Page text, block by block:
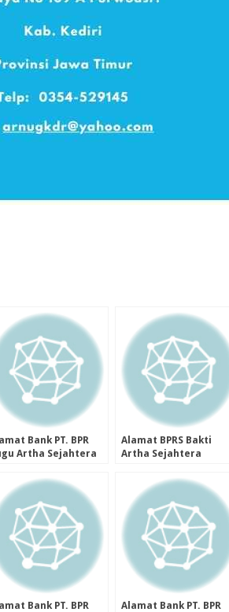
Bank PT. BPR
Artha Sejahtera
Kota
Provinsi Jawa
Alamat BPRS Bakti
Artha Sejahtera
Kab. Sampang Provinsi
Jawa Timur
Bank PT. BPR
Alamat Bank PT. BPR